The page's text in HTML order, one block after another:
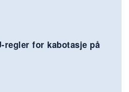
regler for kabotasje på